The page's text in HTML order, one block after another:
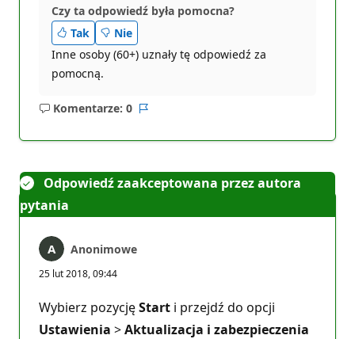
Czy ta odpowiedź była pomocna?
Tak
Nie
Inne osoby (60+) uznały tę odpowiedź za
pomocną.
Komentarze: 0
Brak
Odpowiedź zaakceptowana przez autora
pytania
Anonimowe
25 lut 2018, 09:44
Wybierz pozycjęStart i przejdź do opcji
Ustawienia >Aktualizacja i zabezpieczenia